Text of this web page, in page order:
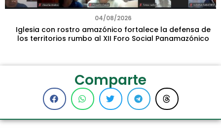
04/08/2026
Iglesia con rostro amazónico fortalece la defensa de
los territorios rumbo al XII Foro Social Panamazónico
Comparte